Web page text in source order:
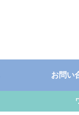
お問い